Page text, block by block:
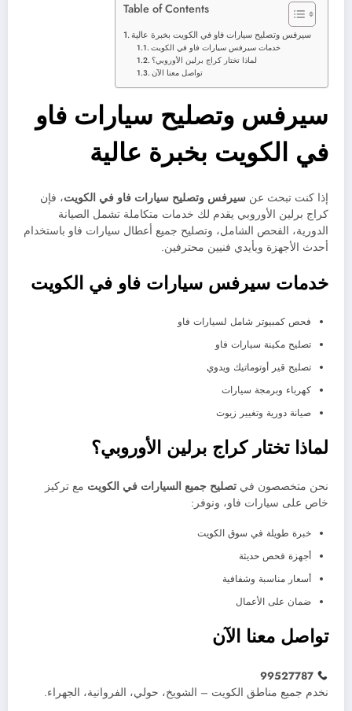
Table of Contents
سيرفس وتصليح سيارات فاو في الكويت بخبرة عالية
خدمات سيرفس سيارات فاو في الكويت
لماذا تختار كراج برلين الأوروبي؟
تواصل معنا الآن
سيرفس وتصليح سيارات فاو
في الكويت بخبرة عالية
إذا كنت تبحث عن سيرفس وتصليح سيارات فاو في الكويت، فإن
كراج برلين الأوروبي يقدم لك خدمات متكاملة تشمل الصيانة
الدورية، الفحص الشامل، وتصليح جميع أعطال سيارات فاو باستخدام
أحدث الأجهزة وبأيدي فنيين محترفين.
خدمات سيرفس سيارات فاو في الكويت
فحص كمبيوتر شامل لسيارات فاو
تصليح مكينة سيارات فاو
تصليح قير أوتوماتيك ويدوي
كهرباء وبرمجة سيارات
صيانة دورية وتغيير زيوت
لماذا تختار كراج برلين الأوروبي؟
نحن متخصصون في تصليح جميع السيارات في الكويت مع تركيز
خاص على سيارات فاو، ونوفر:
خبرة طويلة في سوق الكويت
أجهزة فحص حديثة
أسعار مناسبة وشفافية
ضمان على الأعمال
تواصل معنا الآن
99527787
نخدم جميع مناطق الكويت – الشويخ، حولي، الفروانية، الجهراء.